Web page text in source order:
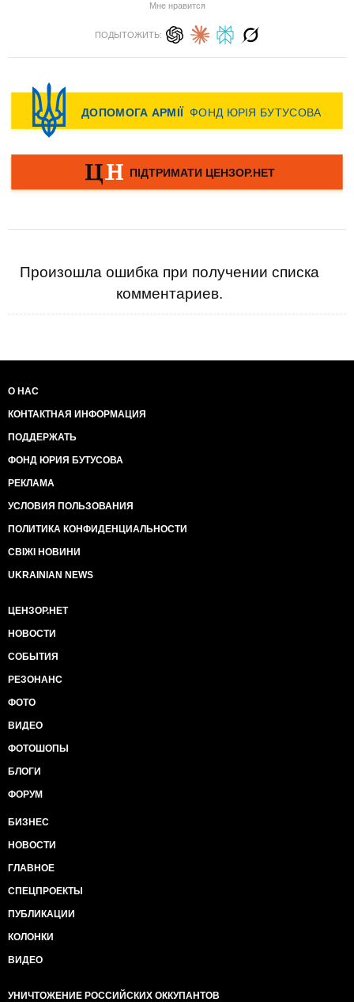
Мне нравится
ПОДЫТОЖИТЬ:
Произошла ошибка при получении списка
комментариев.
О НАС
КОНТАКТНАЯ ИНФОРМАЦИЯ
ПОДДЕРЖАТЬ
ФОНД ЮРИЯ БУТУСОВА
РЕКЛАМА
УСЛОВИЯ ПОЛЬЗОВАНИЯ
ПОЛИТИКА КОНФИДЕНЦИАЛЬНОСТИ
СВІЖІ НОВИНИ
UKRAINIAN NEWS
ЦЕНЗОР.НЕТ
НОВОСТИ
СОБЫТИЯ
РЕЗОНАНС
ФОТО
ВИДЕО
ФОТОШОПЫ
БЛОГИ
ФОРУМ
БИЗНЕС
НОВОСТИ
ГЛАВНОЕ
СПЕЦПРОЕКТЫ
ПУБЛИКАЦИИ
КОЛОНКИ
ВИДЕО
УНИЧТОЖЕНИЕ РОССИЙСКИХ ОККУПАНТОВ